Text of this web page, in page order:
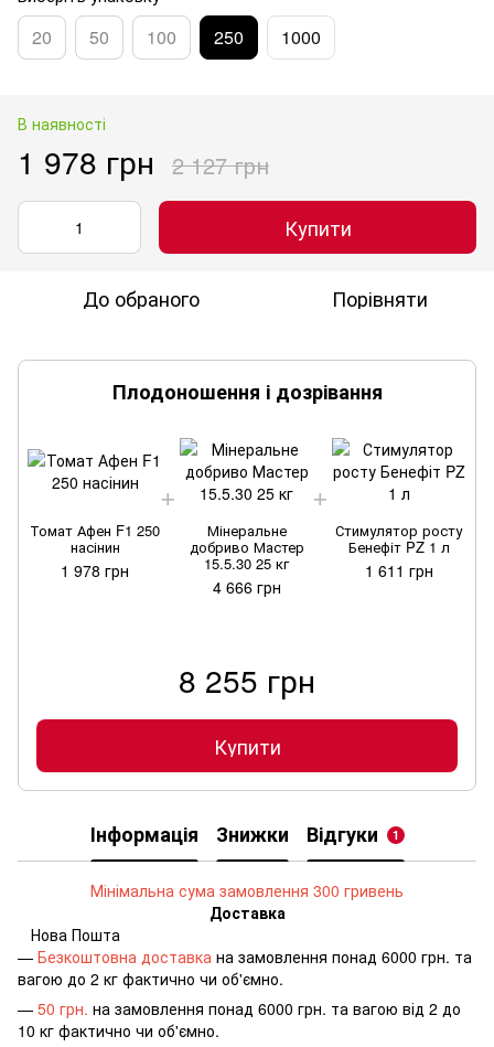
20 50 100 250 1000
В наявності
1 978 грн 2 127 грн
Купити
До обраного Порівняти
Плодоношення і дозрівання
Томат Афен F1 250
насінин
1 978 грн
Мінеральне
добриво Мастер
15.5.30 25 кг
4 666 грн
Стимулятор росту
Бенефіт PZ 1 л
1 611 грн
8 255 грн
Купити
Інформація Знижки Відгуки 1
Мінімальна сума замовлення 300 гривень
Доставка
Нова Пошта
— Безкоштовна доставка на замовлення понад 6000 грн. та
вагою до 2 кг фактично чи об'ємно.
— 50 грн. на замовлення понад 6000 грн. та вагою від 2 до
10 кг фактично чи об'ємно.